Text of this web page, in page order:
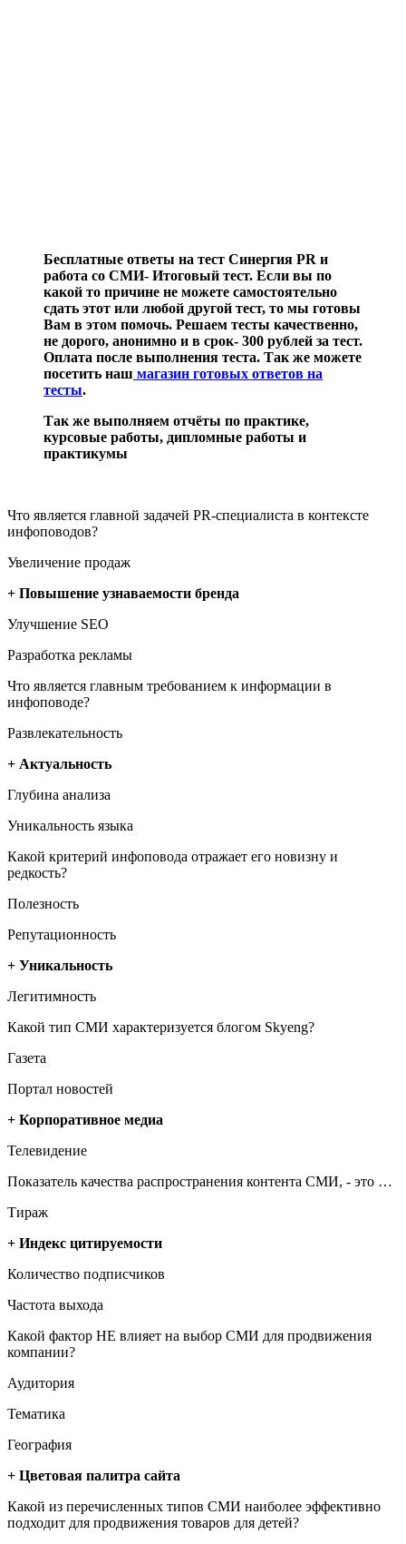
Бесплатные ответы на тест Синергия PR и
работа со СМИ- Итоговый тест. Если вы по
какой то причине не можете самостоятельно
сдать этот или любой другой тест, то мы готовы
Вам в этом помочь. Решаем тесты качественно,
не дорого, анонимно и в срок- 300 рублей за тест.
Оплата после выполнения теста. Так же можете
посетить наш магазин готовых ответов на
тесты.
Так же выполняем отчёты по практике,
курсовые работы, дипломные работы и
практикумы
Что является главной задачей PR-специалиста в контексте
инфоповодов?
Увеличение продаж
+ Повышение узнаваемости бренда
Улучшение SEO
Разработка рекламы
Что является главным требованием к информации в
инфоповоде?
Развлекательность
+ Актуальность
Глубина анализа
Уникальность языка
Какой критерий инфоповода отражает его новизну и
редкость?
Полезность
Репутационность
+ Уникальность
Легитимность
Какой тип СМИ характеризуется блогом Skyeng?
Газета
Портал новостей
+ Корпоративное медиа
Телевидение
Показатель качества распространения контента СМИ, - это …
Тираж
+ Индекс цитируемости
Количество подписчиков
Частота выхода
Какой фактор НЕ влияет на выбор СМИ для продвижения
компании?
Аудитория
Тематика
География
+ Цветовая палитра сайта
Какой из перечисленных типов СМИ наиболее эффективно
подходит для продвижения товаров для детей?